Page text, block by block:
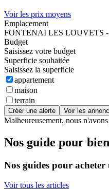
Voir les prix moyens
Emplacement
FONTENAI LES LOUVETS -
Budget
Saisissez votre budget
Superficie souhaitée
Saisissez la superficie
appartement
maison
terrain
Créer une alerte Voir les
Malheureusement, nous
Nos guide pour
Nos guides pour
Voir tous les articles